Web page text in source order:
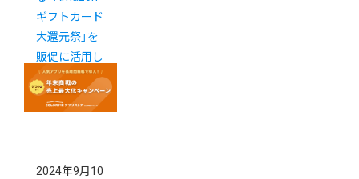
ギフトカード
大還元祭」を
販促に活用し
ましょう！
2024年9月10